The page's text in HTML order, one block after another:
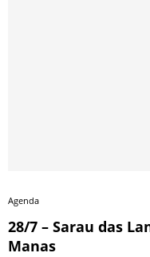
Agenda
28/7 – Sarau das
Manas